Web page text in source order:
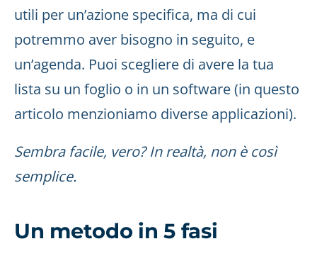
utili per un’azione specifica, ma di cui
potremmo aver bisogno in seguito, e
un’agenda. Puoi scegliere di avere la tua
lista su un foglio o in un software (in questo
articolo menzioniamo diverse applicazioni).
Sembra facile, vero? In realtà, non è così
semplice.
Un metodo in 5 fasi